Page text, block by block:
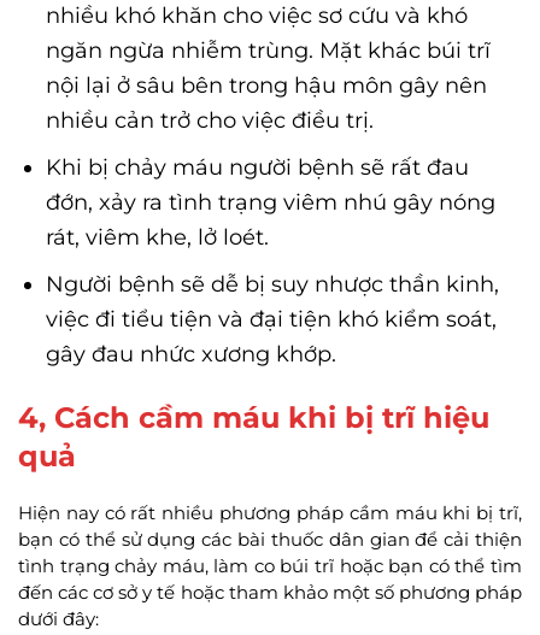
nhiều khó khăn cho việc sơ cứu và khó
ngăn ngừa nhiễm trùng. Mặt khác búi trĩ
nội lại ở sâu bên trong hậu môn gây nên
nhiều cản trở cho việc điều trị.
Khi bị chảy máu người bệnh sẽ rất đau
đớn, xảy ra tình trạng viêm nhú gây nóng
rát, viêm khe, lở loét.
Người bệnh sẽ dễ bị suy nhược thần kinh,
việc đi tiểu tiện và đại tiện khó kiểm soát,
gây đau nhức xương khớp.
4, Cách cầm máu khi bị trĩ hiệu
quả
Hiện nay có rất nhiều phương pháp cầm máu khi bị trĩ,
bạn có thể sử dụng các bài thuốc dân gian để cải thiện
tình trạng chảy máu, làm co búi trĩ hoặc bạn có thể tìm
đến các cơ sở y tế hoặc tham khảo một số phương pháp
dưới đây: